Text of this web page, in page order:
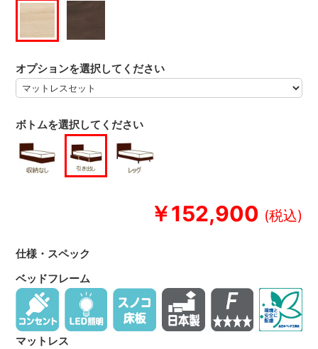
￥152,900
オプションを選択してください
ボトムを選択してください
仕様・スペック
ベッドフレーム
マットレス